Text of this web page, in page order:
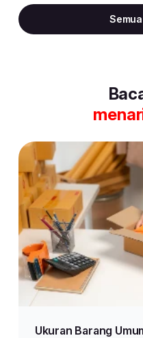
2
of
Ukuran Barang